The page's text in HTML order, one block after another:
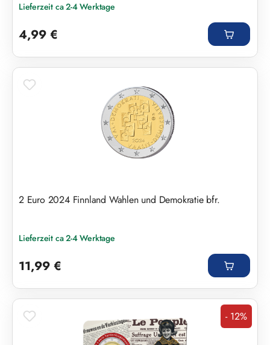
Lieferzeit ca 2-4 Werktage
4,99 €
2 Euro 2024 Finnland Wahlen und Demokratie bfr.
Lieferzeit ca 2-4 Werktage
11,99 €
Rabatt
- 12%